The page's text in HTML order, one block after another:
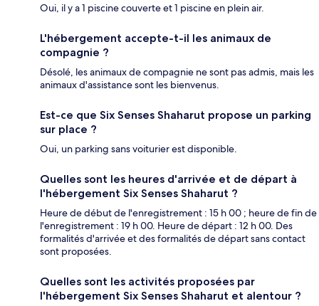
Oui, il y a 1 piscine couverte et 1 piscine en plein air.
L'hébergement accepte-t-il les animaux de
compagnie ?
Désolé, les animaux de compagnie ne sont pas admis, mais les
animaux d'assistance sont les bienvenus.
Est-ce que Six Senses Shaharut propose un parking
sur place ?
Oui, un parking sans voiturier est disponible.
Quelles sont les heures d'arrivée et de départ à
l'hébergement Six Senses Shaharut ?
Heure de début de l'enregistrement : 15 h 00 ; heure de fin de
l'enregistrement : 19 h 00. Heure de départ : 12 h 00. Des
formalités d'arrivée et des formalités de départ sans contact
sont proposées.
Quelles sont les activités proposées par
l'hébergement Six Senses Shaharut et alentour ?